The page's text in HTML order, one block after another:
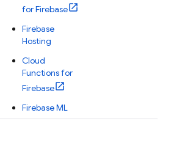
for Firebase
Firebase
Hosting
Cloud
Functions for
Firebase
Firebase ML